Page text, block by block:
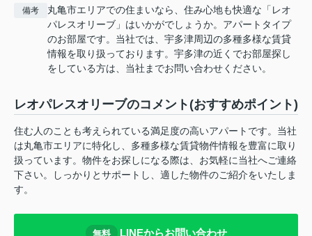
備考
丸亀市エリアでの住まいなら、住み心地も快適な「レオ
パレスオリーブ」はいかがでしょうか。アパートタイプ
のお部屋です。当社では、宇多津周辺の多種多様な賃貸
情報を取り扱っております。宇多津の近くでお部屋探し
をしている方は、当社までお問い合わせください。
レオパレスオリーブのコメント(おすすめポイント)
住む人のことも考えられている満足度の高いアパートです。当社
は丸亀市エリアに特化し、多種多様な賃貸物件情報を豊富に取り
扱っています。物件をお探しになる際は、お気軽に当社へご連絡
下さい。しっかりとサポートし、適した物件のご紹介をいたしま
す。
無料 LINEからお問い合わせ